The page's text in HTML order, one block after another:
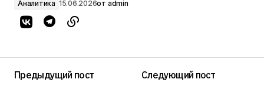
Аналитика 15.06.2026от admin
Предыдущий пост
Следующий пост